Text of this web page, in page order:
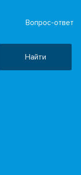
Вопрос-ответ
Найти